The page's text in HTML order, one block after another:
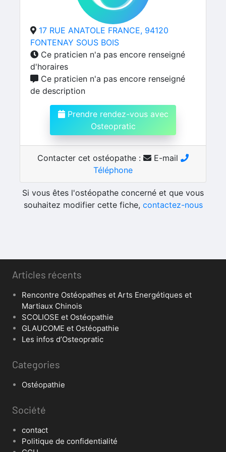
17 RUE ANATOLE FRANCE, 94120
FONTENAY SOUS BOIS
Ce praticien n'a pas encore renseigné
d'horaires
Ce praticien n'a pas encore renseigné
de description
Prendre rendez-vous avec
Osteopratic
Contacter cet ostéopathe :
E-mail
Téléphone
Si vous êtes l'ostéopathe concerné et que vous
souhaitez modifier cette fiche, contactez-nous
Articles récents
Rencontre Ostéopathes et Arts Energétiques et
Martiaux Chinois
SCOLIOSE et Ostéopathie
GLAUCOME et Ostéopathie
Les infos d’Osteopratic
Categories
Ostéopathie
Société
contact
Politique de confidentialité